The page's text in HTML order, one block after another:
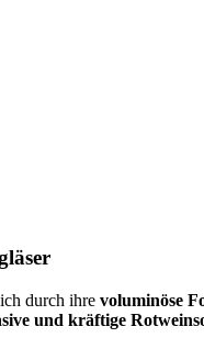
durch ihre voluminöse
und kräftige